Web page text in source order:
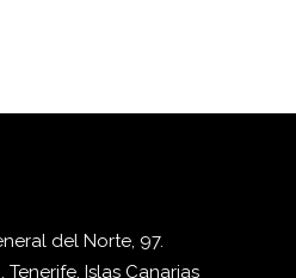
del Norte, 97.
Tenerife. Islas Canarias